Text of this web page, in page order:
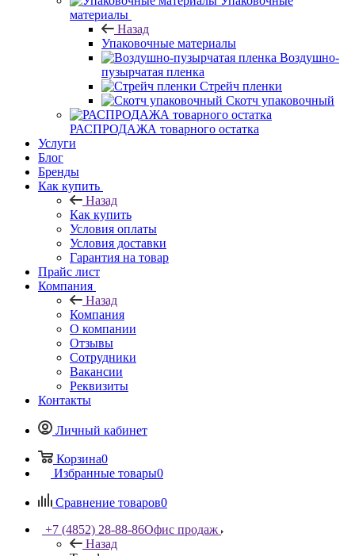
материалы
Назад
Упаковочные материалы
Воздушно-
пузырчатая пленка
Стрейч пленки
Скотч упаковочный
РАСПРОДАЖА товарного остатка
Услуги
Блог
Бренды
Как купить
Назад
Как купить
Условия оплаты
Условия доставки
Гарантия на товар
Прайс лист
Компания
Назад
Компания
О компании
Отзывы
Сотрудники
Вакансии
Реквизиты
Контакты
Личный кабинет
Корзина0
Избранные товары0
Сравнение товаров0
+7 (4852) 28-88-86Офис продаж
Назад